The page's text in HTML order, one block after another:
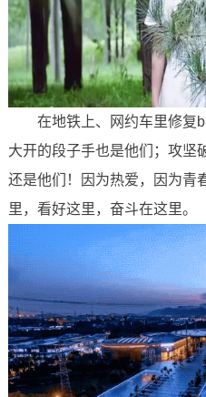
在地铁上、网约车里修复
大开的段子手也是他们；攻坚
还是他们！因为热爱，因为青
里，看好这里，奋斗在这里。